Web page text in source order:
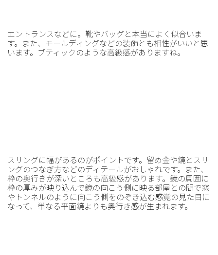
エントランスなどに。靴やバッグと本当によく似合いま
す。また、モールディングなどの装飾とも相性がいいと思
います。ブティックのような高級感がありますね。
スリングに幅があるのがポイントです。留め金や鏡とスリ
ングのつなぎ方などのディテールがおしゃれです。また、
枠の奥行きが深いところも高級感があります。鏡の周囲に
枠の厚みが映り込んで鏡の向こう側に映る部屋との間で窓
やトンネルのように向こう側をのぞき込む感覚の見た目に
なって、単なる平面鏡よりも奥行き感が生まれます。